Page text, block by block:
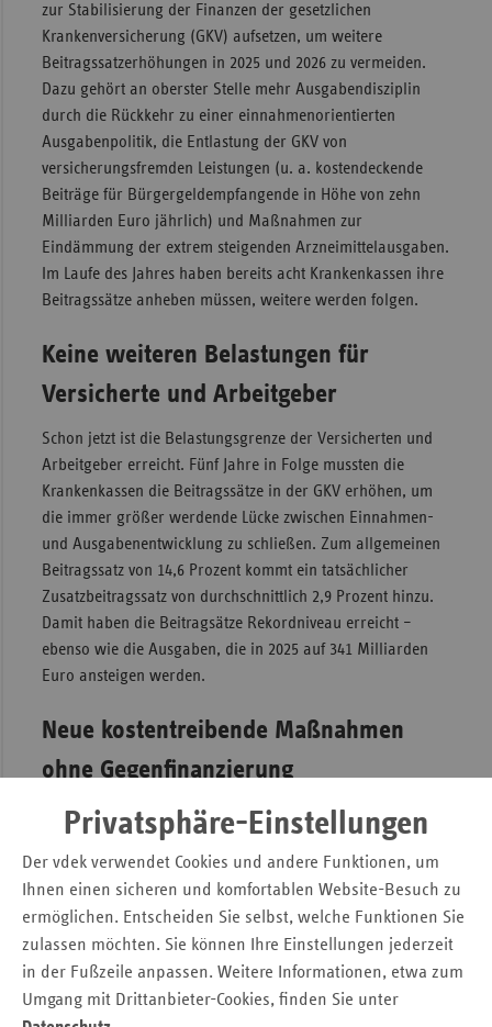
Privatsphäre-Einstellungen
Der vdek verwendet Cookies und andere Funktionen, um
Ihnen einen sicheren und komfortablen Website-Besuch zu
ermöglichen. Entscheiden Sie selbst, welche Funktionen Sie
zulassen möchten. Sie können Ihre Einstellungen jederzeit
in der Fußzeile anpassen. Weitere Informationen, etwa zum
Umgang mit Drittanbieter-Cookies, finden Sie unter
zur Stabilisierung der Finanzen der gesetzlichen
Krankenversicherung (GKV) aufsetzen, um weitere
Beitragssatzerhöhungen in 2025 und 2026 zu vermeiden.
Dazu gehört an oberster Stelle mehr Ausgabendisziplin
durch die Rückkehr zu einer einnahmenorientierten
Ausgabenpolitik, die Entlastung der GKV von
versicherungsfremden Leistungen (u. a. kostendeckende
Beiträge für Bürgergeldempfangende in Höhe von zehn
Milliarden Euro jährlich) und Maßnahmen zur
Eindämmung der extrem steigenden Arzneimittelausgaben.
Im Laufe des Jahres haben bereits acht Krankenkassen ihre
Beitragssätze anheben müssen, weitere werden folgen.
Keine weiteren Belastungen für
Versicherte und Arbeitgeber
Schon jetzt ist die Belastungsgrenze der Versicherten und
Arbeitgeber erreicht. Fünf Jahre in Folge mussten die
Krankenkassen die Beitragssätze in der GKV erhöhen, um
die immer größer werdende Lücke zwischen Einnahmen-
und Ausgabenentwicklung zu schließen. Zum allgemeinen
Beitragssatz von 14,6 Prozent kommt ein tatsächlicher
Zusatzbeitragssatz von durchschnittlich 2,9 Prozent hinzu.
Damit haben die Beitragsätze Rekordniveau erreicht –
ebenso wie die Ausgaben, die in 2025 auf 341 Milliarden
Euro ansteigen werden.
Neue kostentreibende Maßnahmen
ohne Gegenfinanzierung
Für 2026 rechnen wir mit einer Beitragssatzerhöhung von
bis zu 0,5 Prozentpunkten. Doch der Koalitionsvertrag sieht
derzeit keinerlei Maßnahmen zur Stabilisierung der
Einnahmen (wie die Kostenübernahme
versicherungsfremder Leistungen) bzw.
Kostendämpfungsmaßnahmen auf der Ausgabenseite vor.
Im Gegenteil: Im Koalitionsvertrag sind weitere
ausgabentreibende Maßnahmen in Milliardenhöhe geplant